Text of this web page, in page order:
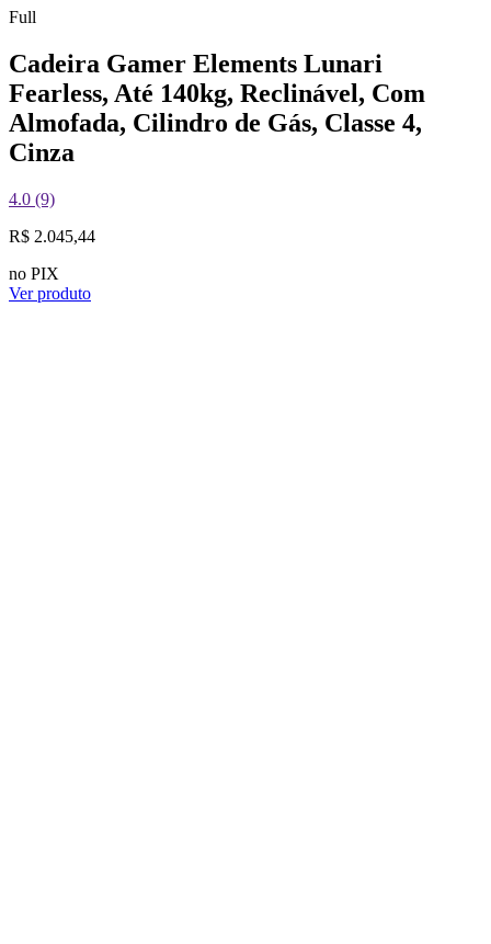
Full
Cadeira Gamer Elements Lunari
Fearless, Até 140kg, Reclinável, Com
Almofada, Cilindro de Gás, Classe 4,
Cinza
4.0 (9)
R$ 2.045,44
no PIX
Ver produto